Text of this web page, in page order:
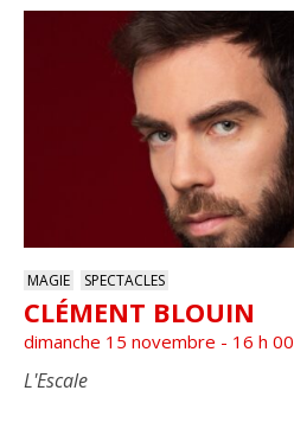
MAGIE SPECTACLES
CLÉMENT BLOUIN
dimanche 15 novembre - 16 h 00
L'Escale